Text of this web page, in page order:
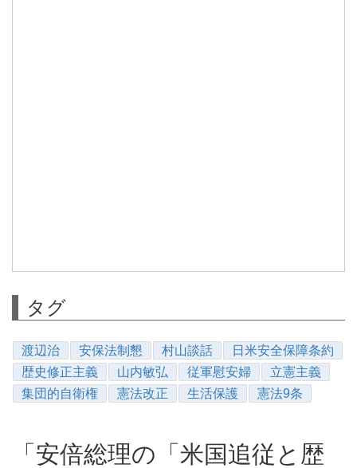
タグ
渡辺治 安保法制懇 村山談話
日米安全保障条約
歴史修正主義
山内敏弘 従軍慰安婦
立憲主義
集団的自衛権
憲法改正 生活保護 憲法9条
「安倍総理の「米国追従と歴